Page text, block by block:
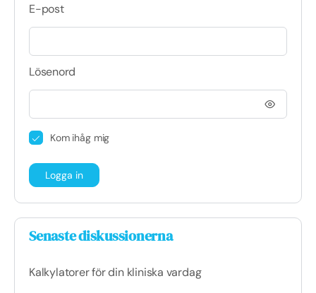
E-post
Lösenord
Kom ihåg mig
Senaste diskussionerna
Kalkylatorer för din kliniska vardag